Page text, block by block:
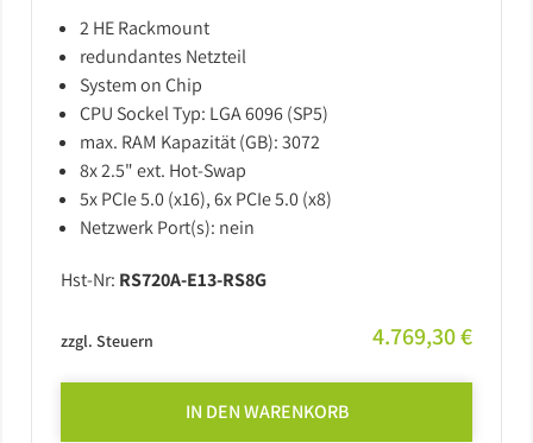
2 HE Rackmount
redundantes Netzteil
System on Chip
CPU Sockel Typ: LGA 6096 (SP5)
max. RAM Kapazität (GB): 3072
8x 2.5" ext. Hot-Swap
5x PCIe 5.0 (x16), 6x PCIe 5.0 (x8)
Netzwerk Port(s): nein
Hst-Nr: RS720A-E13-RS8G
zzgl. Steuern 4.769,30 €
IN DEN WARENKORB